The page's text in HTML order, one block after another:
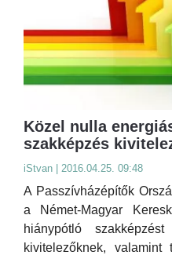
Közel nulla
szakképzés
iStvan | 2016.04.25. 09:48
A Passzívházépítők
a Német-Magyar
hiánypótló
kivitelezőknek, valamint